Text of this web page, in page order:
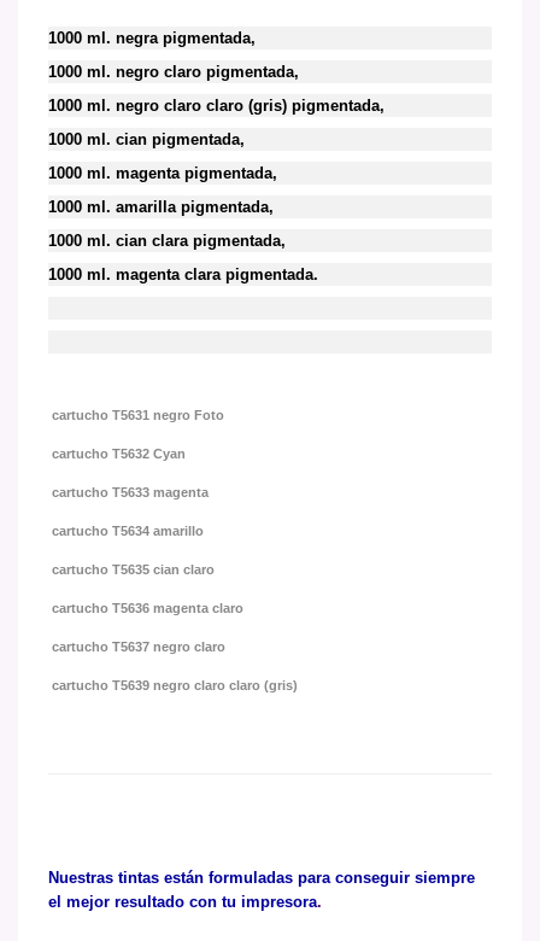
1000 ml. negra pigmentada,
1000 ml. negro claro pigmentada,
1000 ml. negro claro claro (gris) pigmentada,
1000 ml. cian pigmentada,
1000 ml. magenta pigmentada,
1000 ml. amarilla pigmentada,
1000 ml. cian clara pigmentada,
1000 ml. magenta clara pigmentada.
cartucho T5631 negro Foto
cartucho T5632 Cyan
cartucho T5633 magenta
cartucho T5634 amarillo
cartucho T5635 cian claro
cartucho T5636 magenta claro
cartucho T5637 negro claro
cartucho T5639 negro claro claro (gris)
Nuestras tintas están formuladas para conseguir siempre
el mejor resultado con tu impresora.